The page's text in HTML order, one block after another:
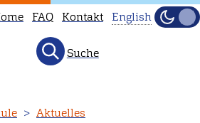
FAQ Kontakt English
Hell
Suche
Aktuelles